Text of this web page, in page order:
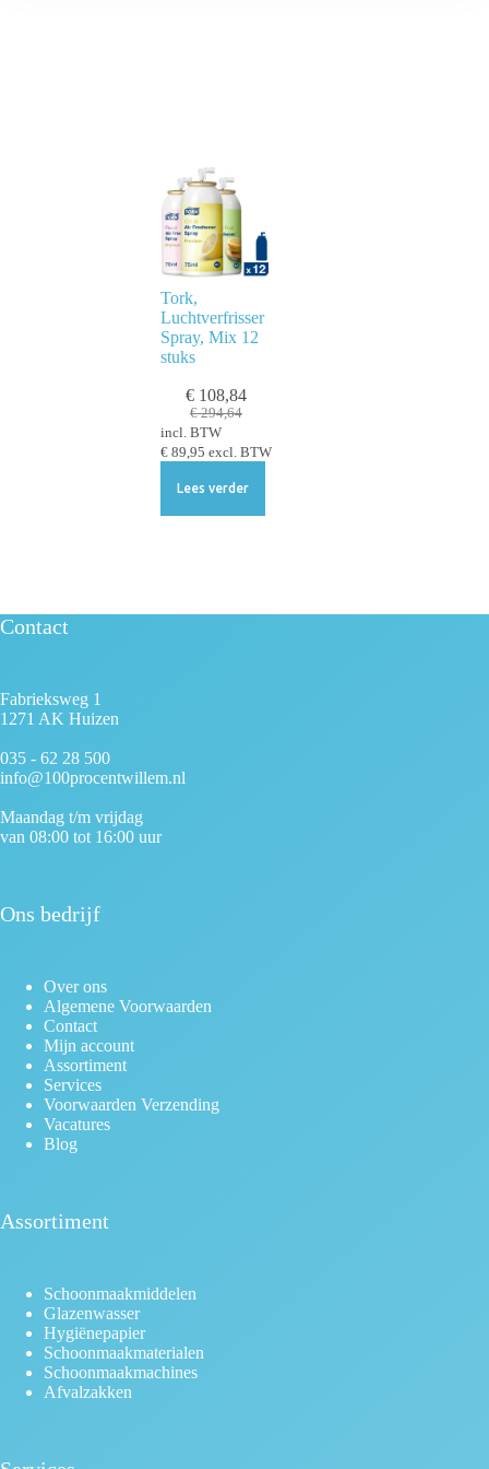
Tork,
Luchtverfrisser
Spray, Mix 12
stuks
€294,64
€108,84
incl. BTW
€89,95 excl. BTW
Lees verder
Contact
Fabrieksweg 1
1271 AK Huizen
035 - 62 28 500
info@100procentwillem.nl
Maandag t/m vrijdag
van 08:00 tot 16:00 uur
Ons bedrijf
Over ons
Algemene Voorwaarden
Contact
Mijn account
Assortiment
Services
Voorwaarden Verzending
Vacatures
Blog
Assortiment
Schoonmaakmiddelen
Glazenwasser
Hygiënepapier
Schoonmaakmaterialen
Schoonmaakmachines
Afvalzakken